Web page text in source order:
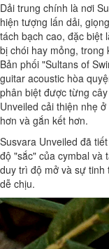
Dải trung chính là nơi
hiện tượng lấn dải,
tách bạch cao, đặc biệt
bị chói hay mỏng, trong
Bản phối "Sultans of
guitar acoustic hòa
phân biệt được từng
Unveiled cải thiện nhẹ
hơn và gắn kết hơn.
Susvara Unveiled đã
độ "sắc" của cymbal và
duy trì độ mở và sự tinh
dễ chịu.